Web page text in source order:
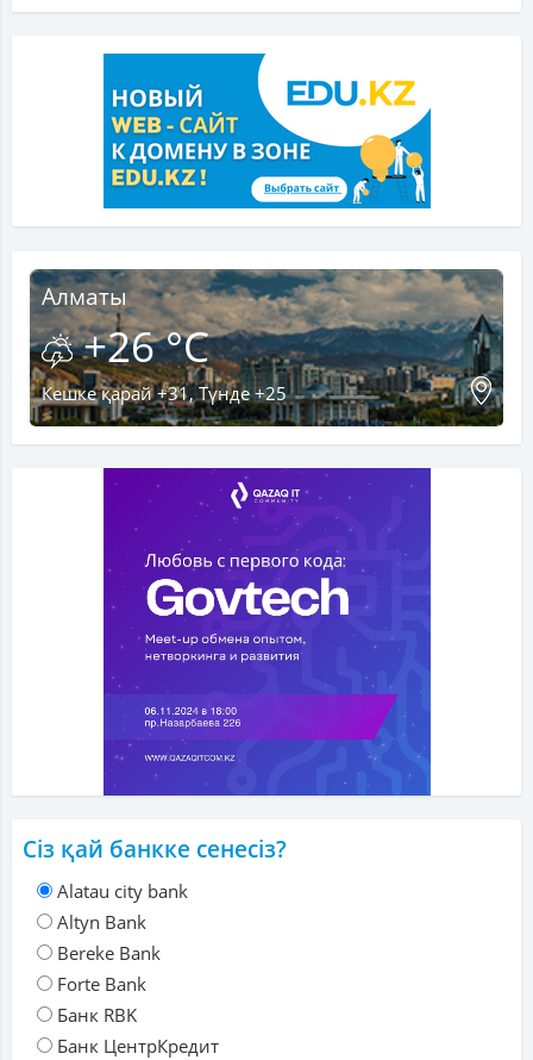
Алматы
+26 °C
Кешке қарай +31, Түнде +25
Сіз қай банкке сенесіз?
Alatau city bank
Altyn Bank
Bereke Bank
Forte Bank
Банк RBK
Банк ЦентрКредит